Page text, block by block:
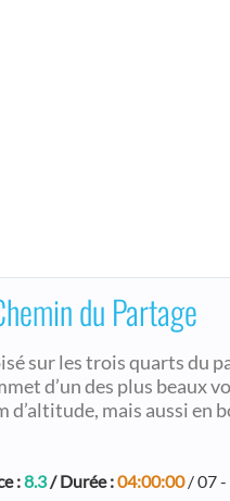
du Partage
sur les trois quarts du
d’un des plus beaux
d’altitude, mais aussi en
:8.3/ Durée :04:00:00/ 07 -